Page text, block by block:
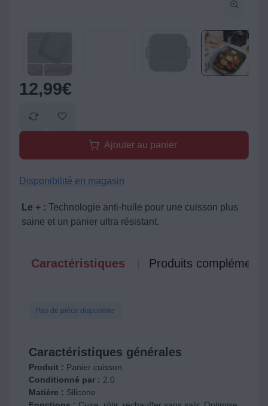
12,99€
Ajouter au panier
Disponibilité en magasin
Le + : Technologie anti-huile pour une cuisson plus
saine et un panier ultra résistant.
Caractéristiques Produits
Pas de pièce disponible
Caractéristiques générales
Produit : Panier cuisson
Conditionné par : 2.0
Matière : Silicone